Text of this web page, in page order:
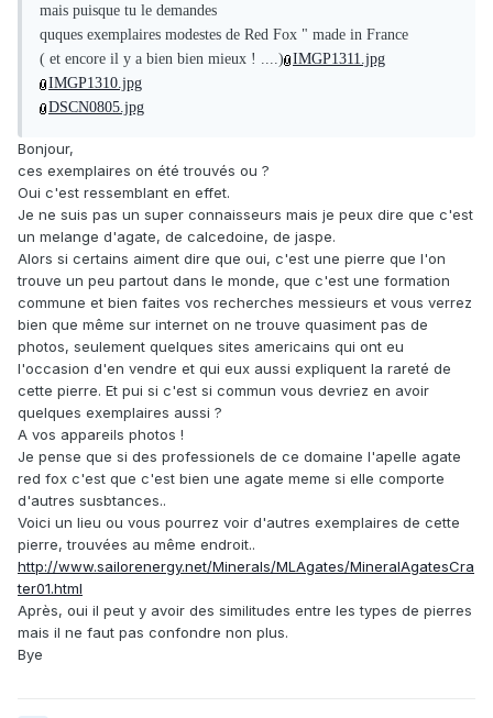
mais puisque tu le demandes
quques exemplaires modestes de Red Fox " made in France
( et encore il y a bien bien mieux ! ....) IMGP1311.jpg
IMGP1310.jpg
DSCN0805.jpg
Bonjour,
ces exemplaires on été trouvés ou ?
Oui c'est ressemblant en effet.
Je ne suis pas un super connaisseurs mais je peux dire que c'est
un melange d'agate, de calcedoine, de jaspe.
Alors si certains aiment dire que oui, c'est une pierre que l'on
trouve un peu partout dans le monde, que c'est une formation
commune et bien faites vos recherches messieurs et vous verrez
bien que même sur internet on ne trouve quasiment pas de
photos, seulement quelques sites americains qui ont eu
l'occasion d'en vendre et qui eux aussi expliquent la rareté de
cette pierre. Et pui si c'est si commun vous devriez en avoir
quelques exemplaires aussi ?
A vos appareils photos !
Je pense que si des professionels de ce domaine l'apelle agate
red fox c'est que c'est bien une agate meme si elle comporte
d'autres susbtances..
Voici un lieu ou vous pourrez voir d'autres exemplaires de cette
pierre, trouvées au même endroit..
http://www.sailorenergy.net/Minerals/MLAgates/MineralAgatesCra
ter01.html
Après, oui il peut y avoir des similitudes entre les types de pierres
mais il ne faut pas confondre non plus.
Bye